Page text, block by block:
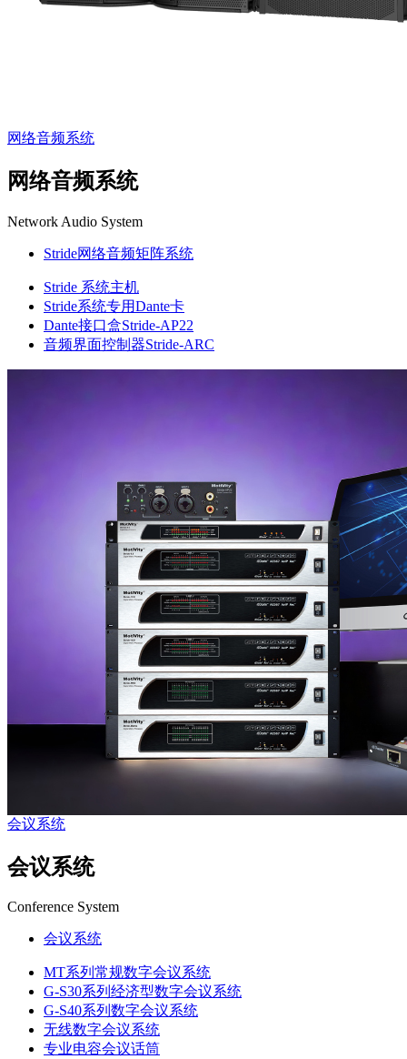
网络音频系统
网络音频系统
Network Audio System
Stride网络音频矩阵系统
Stride 系统主机
Stride系统专用Dante卡
Dante接口盒Stride-AP22
音频界面控制器Stride-ARC
会议系统
会议系统
Conference System
会议系统
MT系列常规数字会议系统
G-S30系列经济型数字会议系统
G-S40系列数字会议系统
无线数字会议系统
专业电容会议话筒